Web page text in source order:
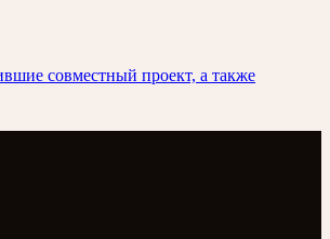
совместный проект, а также